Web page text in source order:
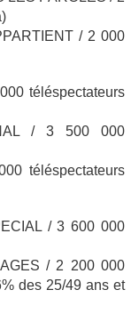
/ 2 000
téléspectateurs
/ 3 500 000
téléspectateurs
/ 3 600 000
/ 2 200 000
des 25/49 ans et